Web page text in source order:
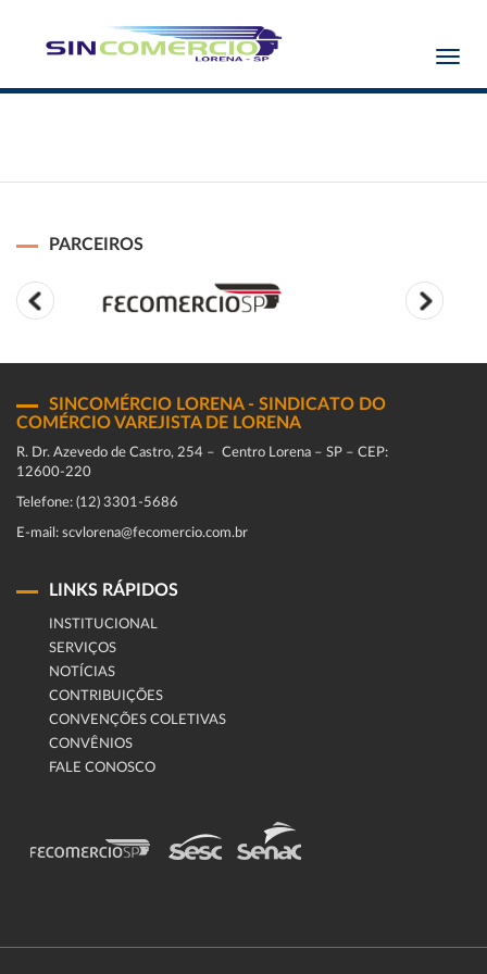
PARCEIROS
SINCOMÉRCIO LORENA - SINDICATO DO
COMÉRCIO VAREJISTA DE LORENA
R. Dr. Azevedo de Castro, 254 – Centro Lorena – SP – CEP:
12600-220
Telefone: (12) 3301-5686
E-mail: scvlorena@fecomercio.com.br
LINKS RÁPIDOS
INSTITUCIONAL
SERVIÇOS
NOTÍCIAS
CONTRIBUIÇÕES
CONVENÇÕES COLETIVAS
CONVÊNIOS
FALE CONOSCO